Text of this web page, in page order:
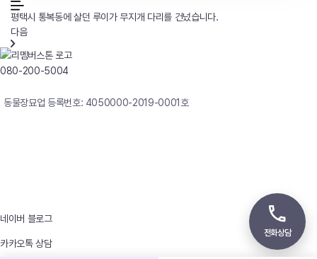
평택시 통복동에 살던 루이가 무지개 다리를 건넜습니다.
다음
080-200-5004
동물장묘업 등록번호: 4050000-2019-0001호
네이버 블로그
카카오톡 상담
전화상담